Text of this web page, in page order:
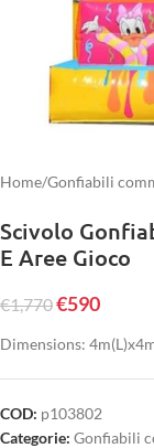
Home/Gonfiabili
Scivolo
E Aree Gioco
€1,770€590
Dimensions:
COD: p103802
Categorie: Gonfiabili